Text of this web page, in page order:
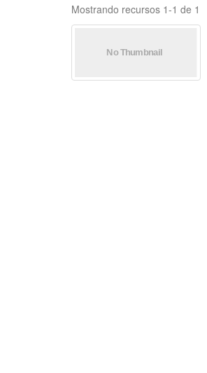
Mostrando recursos 1-1 de 1